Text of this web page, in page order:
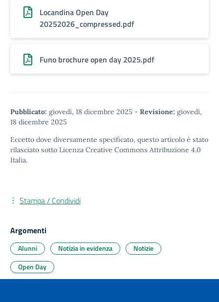
Locandina Open Day
20252026_compressed.pdf
Funo brochure open day 2025.pdf
Pubblicato: giovedì, 18 dicembre 2025 - Revisione: giovedì,
18 dicembre 2025
Eccetto dove diversamente specificato, questo articolo è stato
rilasciato sotto Licenza Creative Commons Attribuzione 4.0
Italia.
Stampa / Condividi
Argomenti
Alunni Notizia in evidenza
Notizie
Open Day